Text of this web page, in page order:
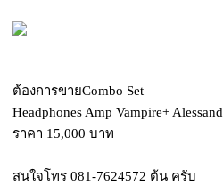
ต้องการขายCombo Set
Headphones Amp Vampire+
ราคา 15,000 บาท
สนใจโทร 081-7624572 ต้น ครับ